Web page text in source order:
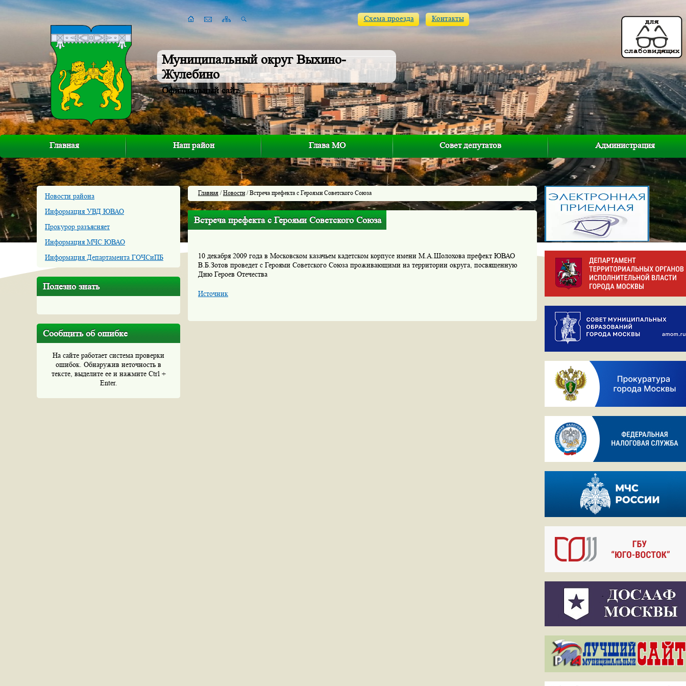
Муниципальный округ Выхино-
Жулебино
Официальный сайт
Схема проезда Контакты
Главная Наш район Глава МО Совет депутатов Администрация
Новости района
Информация УВД ЮВАО
Прокурор разъясняет
Информация МЧС ЮВАО
Информация Департамента ГОЧСиПБ
Полезно знать
Сообщить об ошибке
На сайте работает система проверки
ошибок. Обнаружив неточность в
тексте, выделите ее и нажмите Ctrl +
Enter.
Главная /Новости/ Встреча префекта с Героями Советского Союза
Встреча префекта с Героями Советского Союза
10 декабря 2009 года в Московском казачьем кадетском корпусе имени М.А.Шолохова префект ЮВАО
В.Б.Зотов проведет с Героями Советского Союза проживающими на территории округа, посвященную
Дню Героев Отечества
Источник